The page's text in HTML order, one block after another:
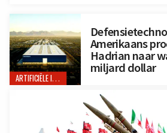
ARTIFICIËLE INTELLIGENTIE
Amerikaans
Hadrian naar
miljard dollar